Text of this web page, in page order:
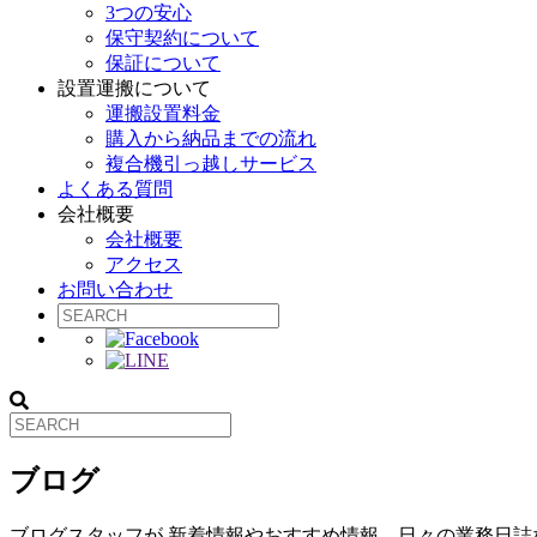
3つの安心
保守契約について
保証について
設置運搬について
運搬設置料金
購入から納品までの流れ
複合機引っ越しサービス
よくある質問
会社概要
会社概要
アクセス
お問い合わせ
ブログ